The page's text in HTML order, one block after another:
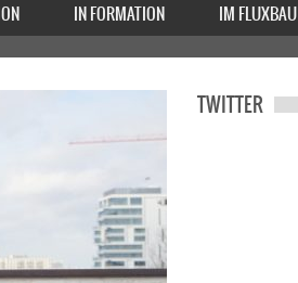
IN FORMATION IM FLUXBAU
TWITTER